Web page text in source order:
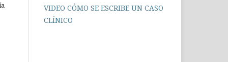
VIDEO CÓMO SE ESCRIBE UN CASO
CLÍNICO